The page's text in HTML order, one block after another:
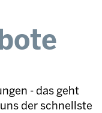
- das geht
der schnellste